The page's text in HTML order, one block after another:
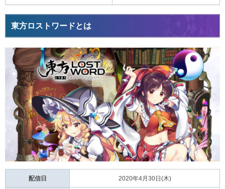
東方ロストワードとは
配信日 2020年4月30日(木)